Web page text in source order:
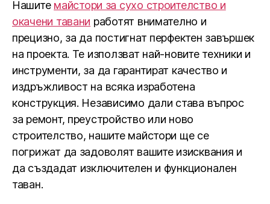
Нашите майстори за сухо строителство и
окачени тавани работят внимателно и
прецизно, за да постигнат перфектен завършек
на проекта. Те използват най-новите техники и
инструменти, за да гарантират качество и
издръжливост на всяка изработена
конструкция. Независимо дали става въпрос
за ремонт, преустройство или ново
строителство, нашите майстори ще се
погрижат да задоволят вашите изисквания и
да създадат изключителен и функционален
таван.